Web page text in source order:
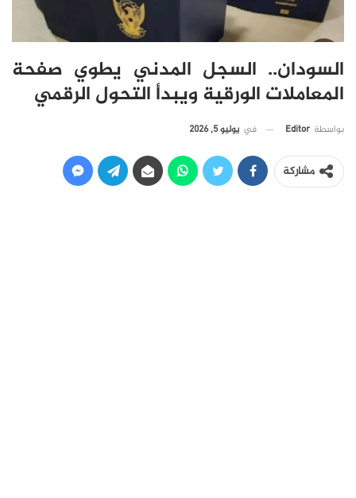
السودان.. السجل المدني يطوي صفحة
المعاملات الورقية ويبدأ التحول الرقمي
بواسطة Editor في يوليو 5, 2026
مشاركة